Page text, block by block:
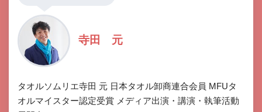
寺田 元
タオルソムリエ寺田 元 日本タオル卸商連合会員 MFUタ
オルマイスター認定受賞 メディア出演・講演・執筆活動